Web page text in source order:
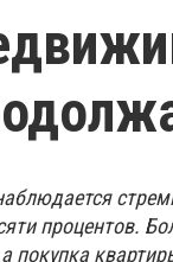
процентов.
покупка